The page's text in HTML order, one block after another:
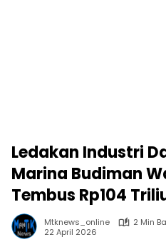
Ledakan Industri
Marina Budiman
Tembus Rp104
Mtknews_online
2 Min
22 April 2026